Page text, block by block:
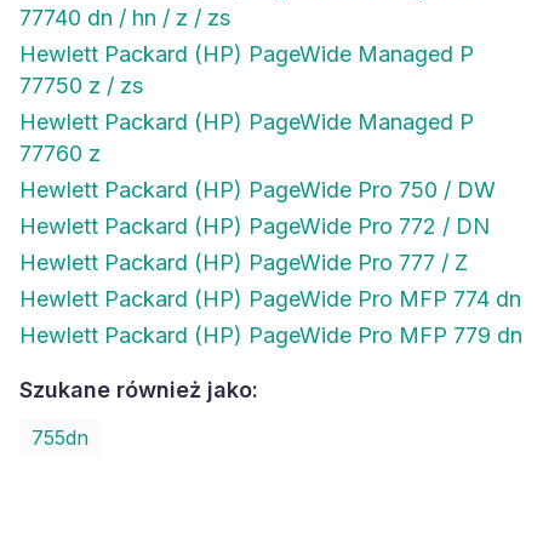
77740 dn / hn / z / zs
Hewlett Packard (HP) PageWide Managed P
77750 z / zs
Hewlett Packard (HP) PageWide Managed P
77760 z
Hewlett Packard (HP) PageWide Pro 750 / DW
Hewlett Packard (HP) PageWide Pro 772 / DN
Hewlett Packard (HP) PageWide Pro 777 / Z
Hewlett Packard (HP) PageWide Pro MFP 774 dn
Hewlett Packard (HP) PageWide Pro MFP 779 dn
Szukane również jako:
755dn